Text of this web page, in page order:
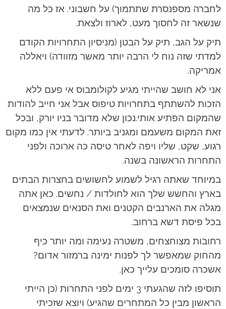
לחברה מספנסרת שתתמוך) על חשבוני. אז כל מה
שנשאר זה לחסוך מעט, לארוז ולצאת.
תיק על הגב, תיק על הבטן (מניסיון התחרויות הקודם
למדתי שזה נוח לי הרבה יותר מאשר מזוודה) ויאללה
אמריקה.
אני לא חושב שהייתי מגיע לקולומבוס אי פעם ללא
הזכות להשתתף בתחרויות טיפוס אבל אני חייב להודות
שהמקום הפתיע אותי.נכון שלא מדובר בניו יורק, ובכל
זאת המקום משעמם ומגניב ביותר. לדעתי אין כמו מקום
רגוע, שקט, שליו ויפה לאחר טיסה כה ארוכה ולפני
התחרות הראשונה בשנה.
במיוחד שאתה רגיל לשמוע לחשושים בחצרות הבתים
בארץ והחשש שלך הוא לחולדות / נחשים. כאן אתה
מגלה את הארנבים הקטנים ואת הסנאים שנמצאים
בכל פיסת דשא ברחוב.
רחובות מצוחצחים, משטרה נעימה ומה יותר כיף
מהחוק שמאפשר לך לפנות ימינה ברמזור אדום?
אשכרה סומכים עלייך כאן.
תוסיפו לזה שהגעתי 3 ימים לפני התחרות (כן הייתי
הראשון מבין כל המתחרים שהגיע) ויוצא שזכיתי